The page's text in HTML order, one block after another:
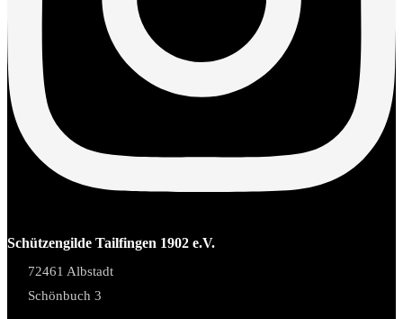
Schützengilde Tailfingen 1902 e.V.
72461 Albstadt
Schönbuch 3